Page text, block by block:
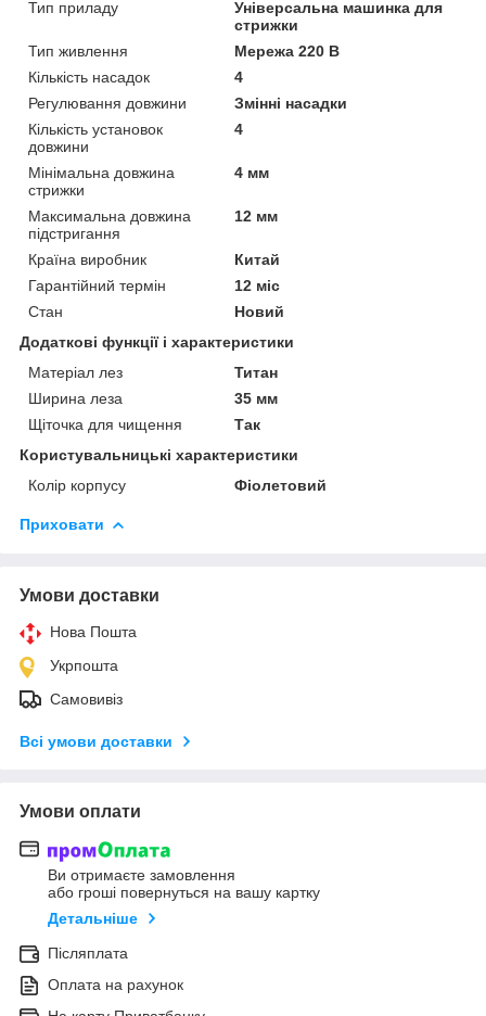
Тип приладу
Універсальна машинка для
стрижки
Тип живлення
Мережа 220 В
Кількість насадок
4
Регулювання довжини
Змінні насадки
Кількість установок
довжини
4
Мінімальна довжина
стрижки
4 мм
Максимальна довжина
підстригання
12 мм
Країна виробник
Китай
Гарантійний термін
12 міс
Стан
Новий
Додаткові функції і характеристики
Матеріал лез
Титан
Ширина леза
35 мм
Щіточка для чищення
Так
Користувальницькі характеристики
Колір корпусу
Фіолетовий
Приховати
Умови доставки
Нова Пошта
Укрпошта
Самовивіз
Всі умови доставки
Умови оплати
Ви отримаєте замовлення
або гроші повернуться на вашу картку
Детальніше
Післяплата
Оплата на рахунок